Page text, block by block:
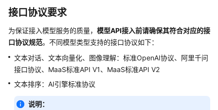
单
智
能
体
应
用
发
接口协议要求
为保证接入模型服务的质量， 模型API接入前请确保其符合对应的接
口协议规范。不同模型类型支持的接口协议如下：
文本对话、文本向量化、图像理解：标准OpenAI协议、阿里千问
接口协议、MaaS标准API V1、MaaS标准API V2
文本排序：AI引擎标准协议
说明：